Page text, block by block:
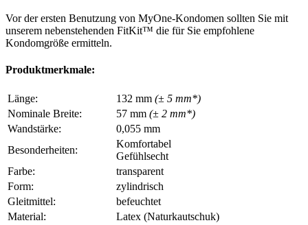
Vor der ersten Benutzung von MyOne-Kondomen sollten Sie mit
unserem nebenstehenden FitKit™ die für Sie empfohlene
Kondomgröße ermitteln.
Produktmerkmale:
Länge: 132 mm (± 5 mm*)
Nominale Breite:
57 mm (± 2 mm*)
Wandstärke:
0,055 mm
Besonderheiten:
Komfortabel
Gefühlsecht
Farbe:
transparent
Form:
zylindrisch
Gleitmittel:
befeuchtet
Material:
Latex (Naturkautschuk)